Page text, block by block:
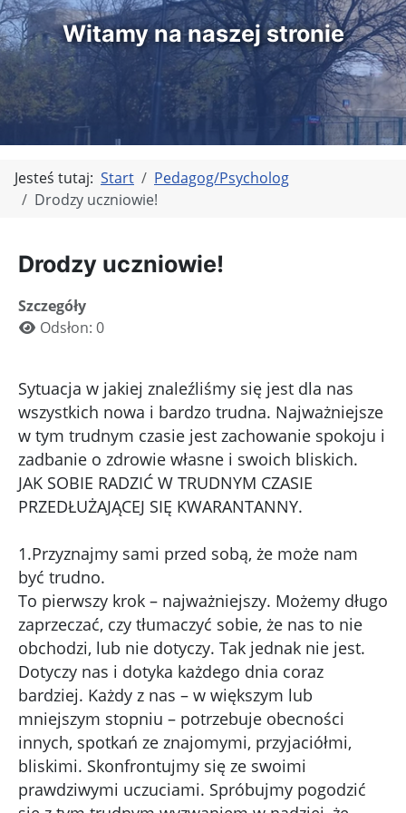
Witamy na naszej stronie
Jesteś tutaj: Start
Pedagog/Psycholog
Drodzy uczniowie!
Drodzy uczniowie!
Szczegóły
Odsłon: 0
Sytuacja w jakiej znaleźliśmy się jest dla nas
wszystkich nowa i bardzo trudna. Najważniejsze
w tym trudnym czasie jest zachowanie spokoju i
zadbanie o zdrowie własne i swoich bliskich.
JAK SOBIE RADZIĆ W TRUDNYM CZASIE
PRZEDŁUŻAJĄCEJ SIĘ KWARANTANNY.
1.Przyznajmy sami przed sobą, że może nam
być trudno.
To pierwszy krok – najważniejszy. Możemy długo
zaprzeczać, czy tłumaczyć sobie, że nas to nie
obchodzi, lub nie dotyczy. Tak jednak nie jest.
Dotyczy nas i dotyka każdego dnia coraz
bardziej. Każdy z nas – w większym lub
mniejszym stopniu – potrzebuje obecności
innych, spotkań ze znajomymi, przyjaciółmi,
bliskimi. Skonfrontujmy się ze swoimi
prawdziwymi uczuciami. Spróbujmy pogodzić